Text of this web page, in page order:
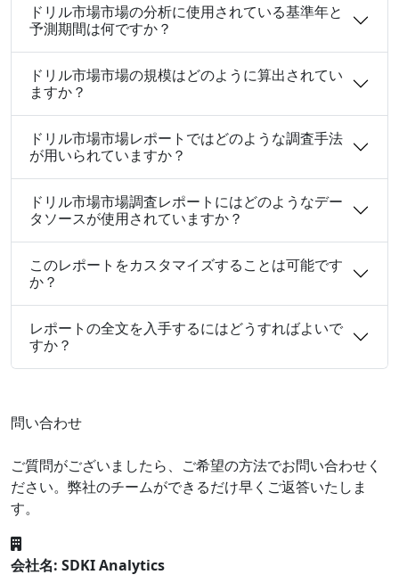
ドリル市場市場の分析に使用されている基準年と
予測期間は何ですか？
ドリル市場市場の規模はどのように算出されてい
ますか？
ドリル市場市場レポートではどのような調査手法
が用いられていますか？
ドリル市場市場調査レポートにはどのようなデー
タソースが使用されていますか？
このレポートをカスタマイズすることは可能です
か？
レポートの全文を入手するにはどうすればよいで
すか？
問い合わせ
ご質問がございましたら、ご希望の方法でお問い合わせく
ださい。弊社のチームができるだけ早くご返答いたしま
す。
会社名: SDKI Analytics